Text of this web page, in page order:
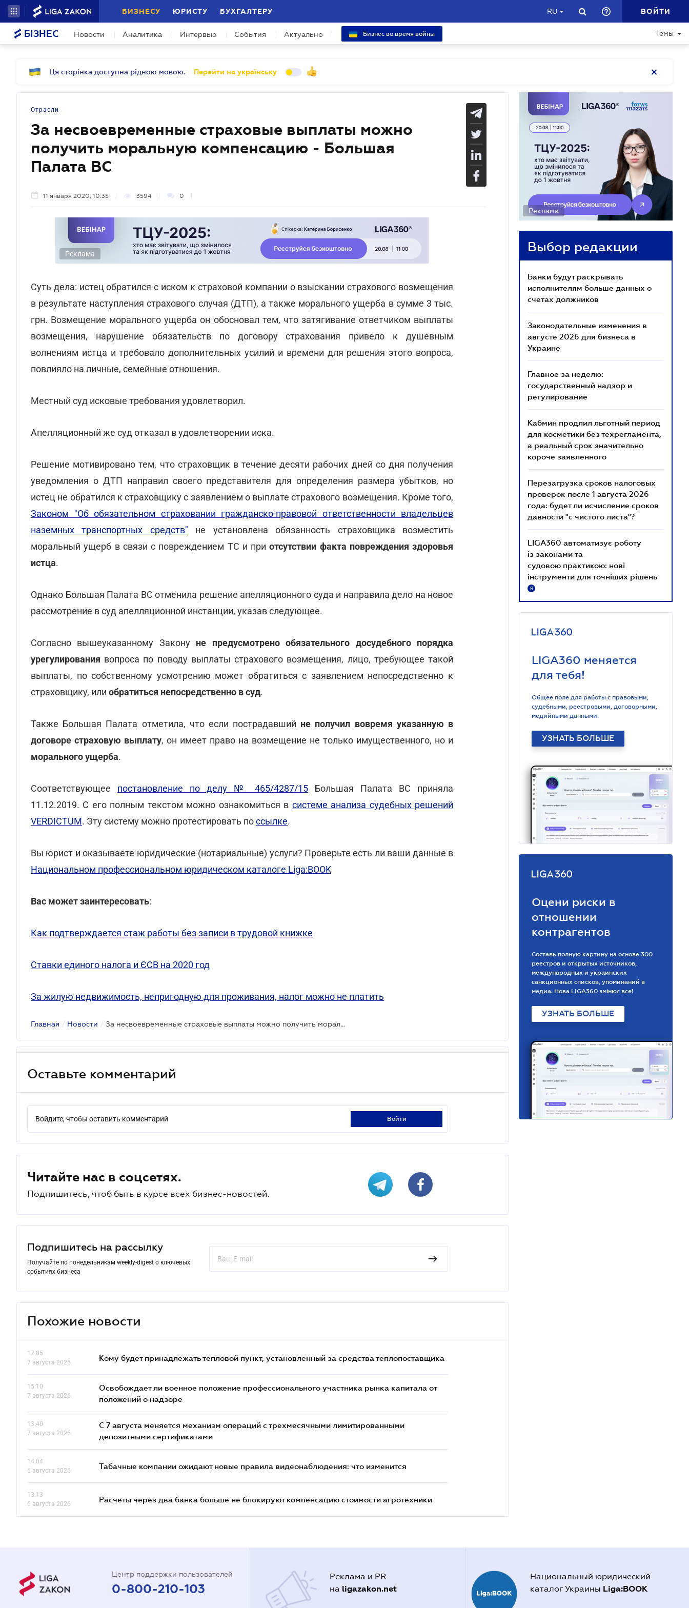
БИЗНЕСУ ЮРИСТУ БУХГАЛТЕРУ RU ВОЙТИ
БІЗНЕС Новости Аналитика Интервью События Актуально Бизнес во время войны Темы
Ця сторінка доступна рідною мовою. Перейти на українську
Отрасли
За несвоевременные страховые выплаты можно
получить моральную компенсацию - Большая
Палата ВС
11 января 2020, 10:35 3594 0
Реклама
Суть дела: истец обратился с иском к страховой компании о взыскании страхового возмещения
в результате наступления страхового случая (ДТП), а также морального ущерба в сумме 3 тыс.
грн. Возмещение морального ущерба он обосновал тем, что затягивание ответчиком выплаты
возмещения, нарушение обязательств по договору страхования привело к душевным
волнениям истца и требовало дополнительных усилий и времени для решения этого вопроса,
повлияло на личные, семейные отношения.
Местный суд исковые требования удовлетворил.
Апелляционный же суд отказал в удовлетворении иска.
Решение мотивировано тем, что страховщик в течение десяти рабочих дней со дня получения
уведомления о ДТП направил своего представителя для определения размера убытков, но
истец не обратился к страховщику с заявлением о выплате страхового возмещения. Кроме того,
Законом "Об обязательном страховании гражданско-правовой ответственности владельцев
наземных транспортных средств" не установлена обязанность страховщика возместить
моральный ущерб в связи с повреждением ТС и приотсутствии факта повреждения здоровья
истца.
Однако Большая Палата ВС отменила решение апелляционного суда и направила дело на новое
рассмотрение в суд апелляционной инстанции, указав следующее.
Согласно вышеуказанному Закону не предусмотрено обязательного досудебного порядка
урегулирования вопроса по поводу выплаты страхового возмещения, лицо, требующее такой
выплаты, по собственному усмотрению может обратиться с заявлением непосредственно к
страховщику, или обратиться непосредственно в суд.
Также Большая Палата отметила, что если пострадавший не получил вовремя указанную в
договоре страховую выплату, он имеет право на возмещение не только имущественного, но и
морального ущерба.
Соответствующее постановление по делу № 465/4287/15 Большая Палата ВС приняла
11.12.2019. С его полным текстом можно ознакомиться в системе анализа судебных решений
VERDICTUM. Эту систему можно протестировать поссылке.
Вы юрист и оказываете юридические (нотариальные) услуги? Проверьте есть ли ваши данные в
Национальном профессиональном юридическом каталоге Liga:BOOK
Вас может заинтересовать:
Как подтверждается стаж работы без записи в трудовой книжке
Ставки единого налога и ЄСВ на 2020 год
За жилую недвижимость, непригодную для проживания, налог можно не платить
Главная / Новости / За несвоевременные страховые выплаты можно получить моральную компенсацию - Большая Палата ВС
Оставьте комментарий
Войдите, чтобы оставить комментарий войти
Читайте нас в соцсетях.
Подпишитесь, чтоб быть в курсе всех бизнес-новостей.
Подпишитесь на рассылку
Получайте по понедельникам weekly-digest о ключевых
событиях бизнеса
Похожие новости
17.05
7 августа 2026
Кому будет принадлежать тепловой пункт, установленный за средства теплопоставщика
15.10
7 августа 2026
Освобождает ли военное положение профессионального участника рынка капитала от
положений о надзоре
13.40
7 августа 2026
С 7 августа меняется механизм операций с трехмесячными лимитированными
депозитными сертификатами
14.04
6 августа 2026
Табачные компании ожидают новые правила видеонаблюдения: что изменится
13.13
6 августа 2026
Расчеты через два банка больше не блокируют компенсацию стоимости агротехники
Реклама
Выбор редакции
Банки будут раскрывать
исполнителям больше данных о
счетах должников
Законодательные изменения в
августе 2026 для бизнеса в
Украине
Главное за неделю:
государственный надзор и
регулирование
Кабмин продлил льготный период
для косметики без техрегламента,
а реальный срок значительно
короче заявленного
Перезагрузка сроков налоговых
проверок после 1 августа 2026
года: будет ли исчисление сроков
давности "с чистого листа"?
LIGA360 автоматизує роботу
із законами та
судовою практикою: нові
інструменти для точніших рішень
R
LIGA360 меняется
для тебя!
Общее поле для работы с правовыми,
судебными, реестровыми, договорными,
медийными данными.
УЗНАТЬ БОЛЬШЕ
Оцени риски в
отношении
контрагентов
Составь полную картину на основе 300
реестров и открытых источников,
международных и украинских
санкционных списков, упоминаний в
медиа. Нова LIGA360 змінює все!
УЗНАТЬ БОЛЬШЕ
Центр поддержки пользователей
0-800-210-103
Реклама и PR
на ligazakon.net
Национальный юридический
каталог Украины Liga:BOOK